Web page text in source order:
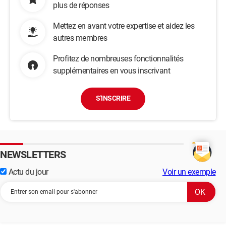
plus de réponses
Mettez en avant votre expertise et aidez les
autres membres
Profitez de nombreuses fonctionnalités
supplémentaires en vous inscrivant
S'INSCRIRE
NEWSLETTERS
Actu du jour Voir un exemple